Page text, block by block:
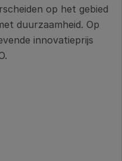
op het gebied
duurzaamheid. Op
innovatieprijs